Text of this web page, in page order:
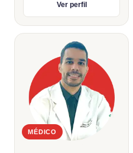
Ver perfil
MÉDICO